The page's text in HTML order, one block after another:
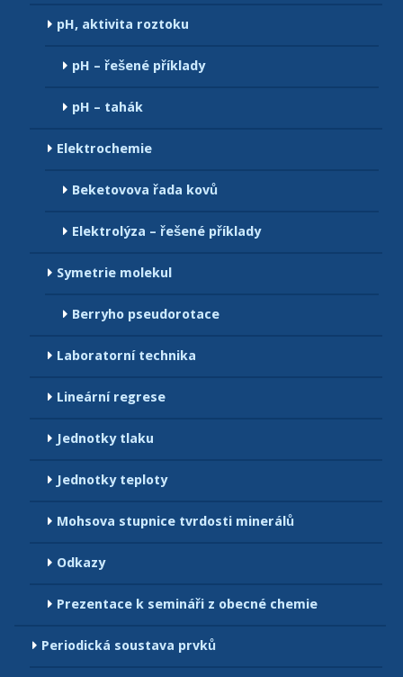
pH, aktivita roztoku
pH – řešené příklady
pH – tahák
Elektrochemie
Beketovova řada kovů
Elektrolýza – řešené příklady
Symetrie molekul
Berryho pseudorotace
Laboratorní technika
Lineární regrese
Jednotky tlaku
Jednotky teploty
Mohsova stupnice tvrdosti minerálů
Odkazy
Prezentace k semináři z obecné chemie
Periodická soustava prvků